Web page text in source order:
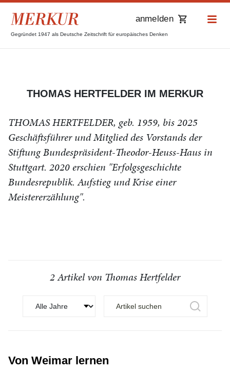
Gegründet 1947 als Deutsche Zeitschrift für europäisches Denken
anmelden
THOMAS HERTFELDER IM MERKUR
THOMAS HERTFELDER, geb. 1959, bis 2025
Geschäftsführer und Mitglied des Vorstands der
Stiftung Bundespräsident-Theodor-Heuss-Haus in
Stuttgart. 2020 erschien "Erfolgsgeschichte
Bundesrepublik. Aufstieg und Krise einer
Meistererzählung".
2 Artikel von Thomas Hertfelder
Von Weimar lernen